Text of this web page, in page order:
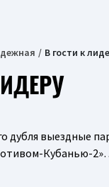
В гости к
дубля выездные
Кубанью-